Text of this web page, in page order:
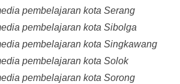
pembelajaran kota Serang
pembelajaran kota Sibolga
pembelajaran kota Singkawang
pembelajaran kota Solok
pembelajaran kota Sorong